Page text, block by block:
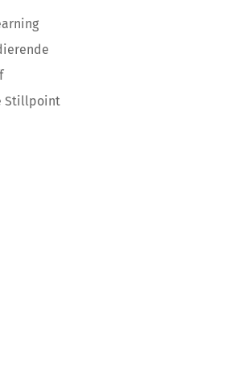
Stillpoint